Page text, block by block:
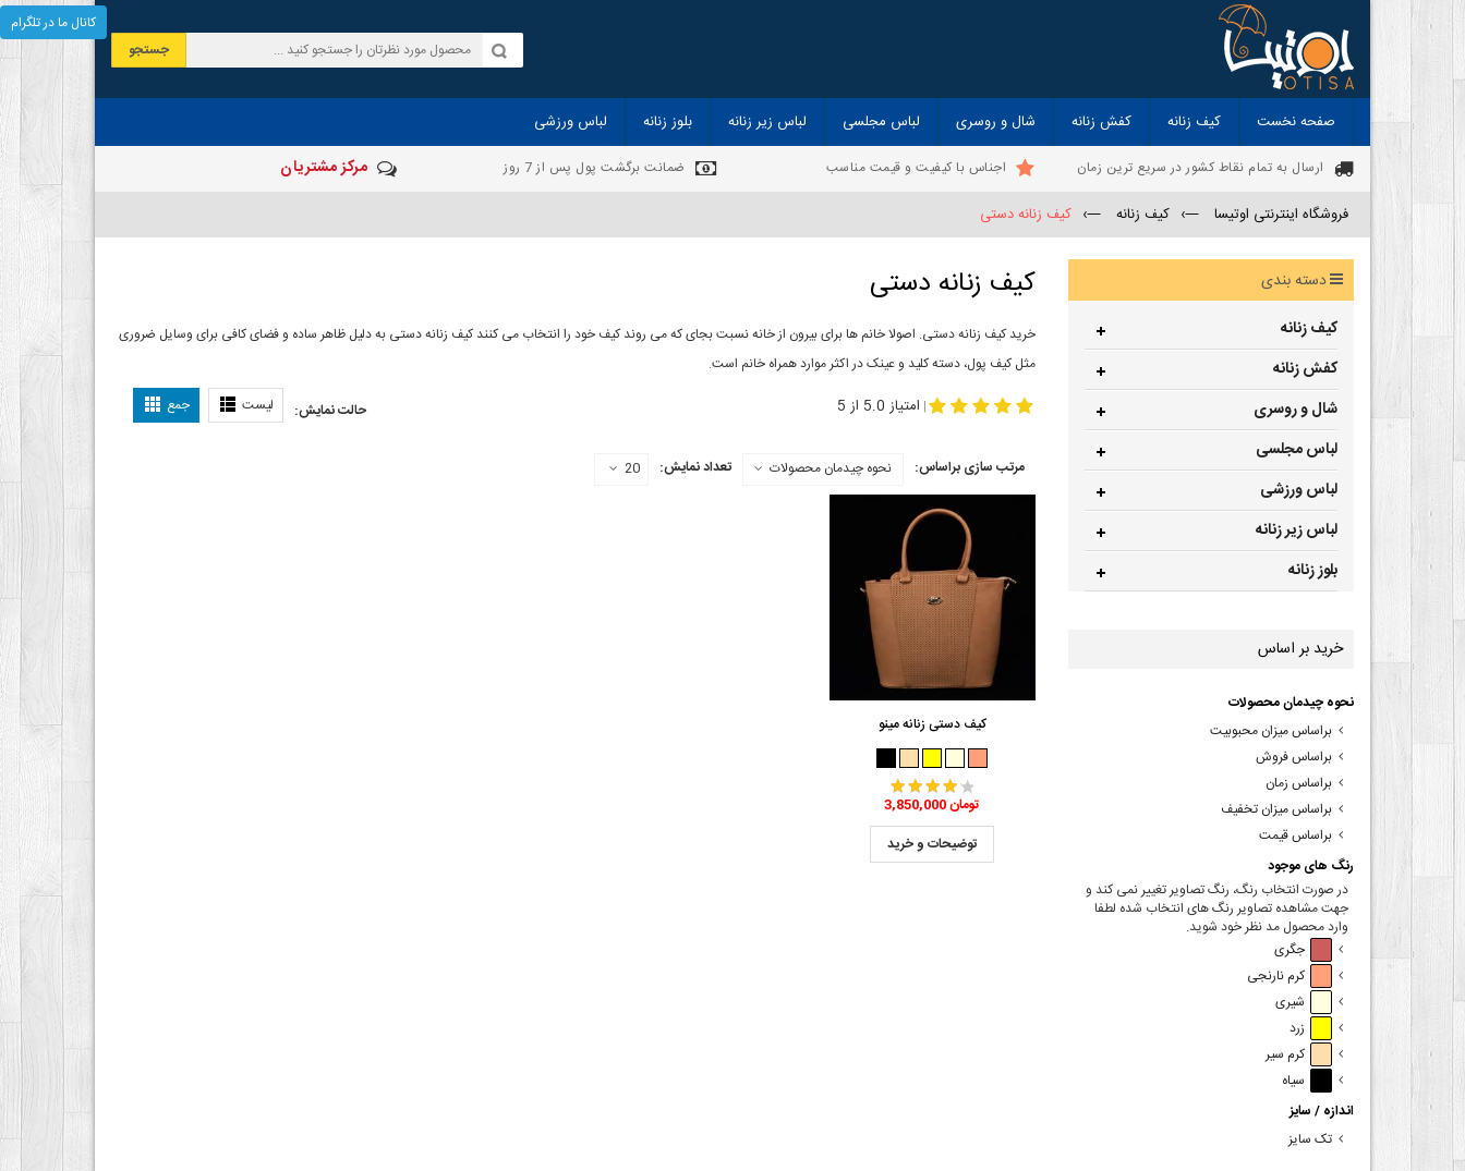
جستجو
صفحه نخست کیف زنانه کفش زنانه شال و روسری لباس مجلسی لباس زیر زنانه بلوز زنانه لباس ورزشی
ارسال به تمام نقاط کشور در سریع ترین زمان اجناس با کیفیت و قیمت مناسب ضمانت برگشت پول پس از 7 روز مرکز مشتریان
فروشگاه اینترنتی اوتیسا —› کیف زنانه —› کیف زنانه دستی
کیف زنانه دستی
خرید کیف زنانه دستی. اصولا خانم ها برای بیرون از خانه نسبت بجای که می روند کیف خود را انتخاب می کنند کیف زنانه دستی به دلیل ظاهر ساده و فضای کافی برای وسایل ضروری
مثل کیف پول، دسته کلید و عینک در اکثر موارد همراه خانم است.
حالت نمایش: لیست جمع | امتیاز 5.0 از 5
مرتب سازی براساس: نحوه چیدمان محصولات تعداد نمایش: 20
کیف دستی زنانه مینو
3,850,000 تومان
توضیحات و خرید
دسته بندی
کیف زنانه
کفش زنانه
شال و روسری
لباس مجلسی
لباس ورزشی
لباس زیر زنانه
بلوز زنانه
خرید بر اساس
نحوه چیدمان محصولات
براساس میزان محبوبیت
براساس فروش
براساس زمان
براساس میزان تخفیف
براساس قیمت
رنگ های موجود
در صورت انتخاب رنگ، رنگ تصاویر تغییر نمی کند و
جهت مشاهده تصاویر رنگ های انتخاب شده لطفا
وارد محصول مد نظر خود شوید.
جگری
کرم نارنجی
شیری
زرد
کرم سیر
سیاه
اندازه / سایز
تک سایز
کانال ما در تلگرام